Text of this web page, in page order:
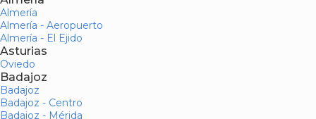
Almería
Almería - Aeropuerto
Almería - El Ejido
Asturias
Oviedo
Badajoz
Badajoz
Badajoz - Centro
Badajoz - Mérida